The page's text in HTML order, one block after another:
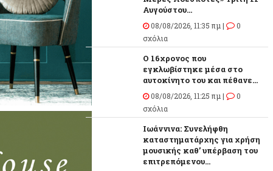
Αυγούστου...
08/08/2026, 11:35 πμ |
0
σχόλια
O 16χρονος που
εγκλωβίστηκε μέσα στο
αυτοκίνητο του και πέθανε...
08/08/2026, 11:25 πμ |
0
σχόλια
Ιωάννινα: Συνελήφθη
καταστηματάρχης για χρήση
μουσικής καθ’ υπέρβαση του
επιτρεπόμενου...